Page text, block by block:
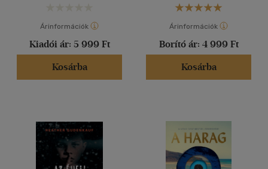
Árinformációk
Kiadói ár: 5 999 Ft
Kosárba
Árinformációk
Borító ár: 4 999 Ft
Kosárba